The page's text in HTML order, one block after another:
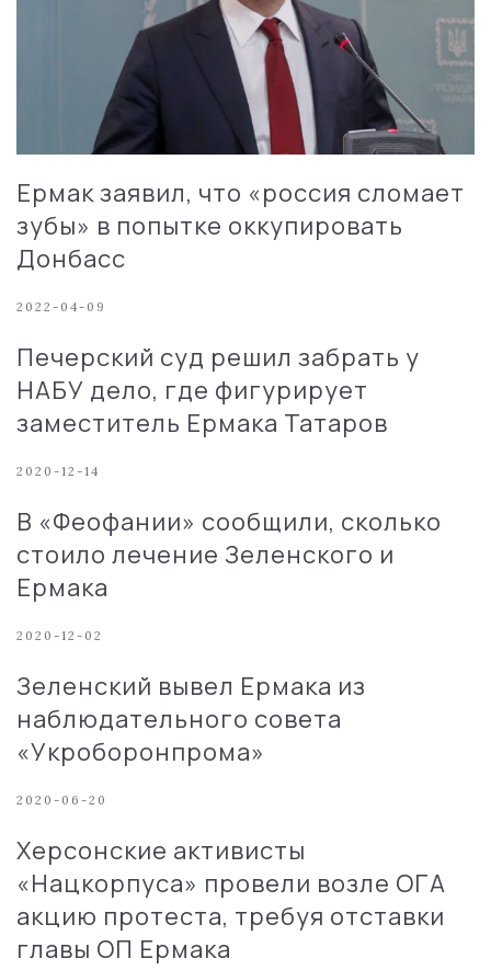
Ермак заявил, что «россия сломает
зубы» в попытке оккупировать
Донбасс
2022-04-09
Печерский суд решил забрать у
НАБУ дело, где фигурирует
заместитель Ермака Татаров
2020-12-14
В «Феофании» сообщили, сколько
стоило лечение Зеленского и
Ермака
2020-12-02
Зеленский вывел Ермака из
наблюдательного совета
«Укроборонпрома»
2020-06-20
Херсонские активисты
«Нацкорпуса» провели возле ОГА
акцию протеста, требуя отставки
главы ОП Ермака